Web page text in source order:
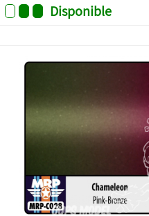
Disponible